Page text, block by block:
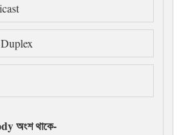
অংশ থাকে-